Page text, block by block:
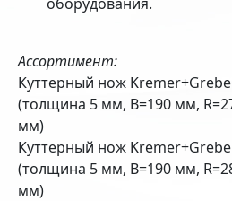
Ассортимент:
Куттерный нож
(толщина 5 мм, B=190 мм,
мм)
Куттерный нож
(толщина 5 мм, B=190 мм,
мм)